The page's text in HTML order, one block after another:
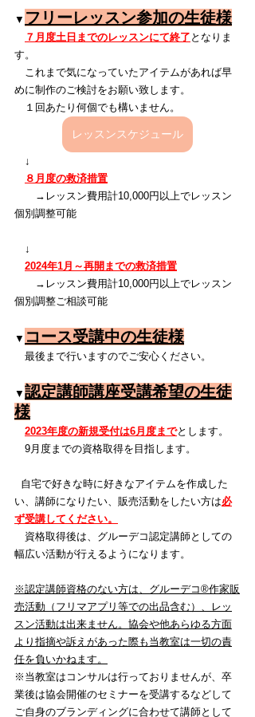
▼ フリーレッスン参加の生徒様
７月度土日までのレッスンにて終了 となりま
す。
これまで気になっていたアイテムがあれば早
めに制作のご検討をお願い致します。
１回あたり何個でも構いません。
レッスンスケジュール
↓
８月度の救済措置
→レッスン費用計10,000円以上でレッスン
個別調整可能
↓
2024年1月～再開までの救済措置
→レッスン費用計10,000円以上でレッスン
個別調整ご相談可能
▼ コース受講中の生徒様
最後まで行いますのでご安心ください。
▼ 認定講師講座受講希望の生徒
様
2023年度の新規受付は6月度までとします。
9月度までの資格取得を目指します。
い、講師になりたい、販売活動をしたい方は必
ず受講してください。
資格取得後は、グルーデコ認定講師としての
幅広い活動が行えるようになります。
※認定講師資格のない方は、グルーデコ®️作家販
売活動（フリマアプリ等での出品含む）、レッ
スン活動は出来ません。協会や他あらゆる方面
より指摘や訴えがあった際も当教室は一切の責
任を負いかねます。
※当教室はコンサルは行っておりませんが、卒
業後は協会開催のセミナーを受講するなどして
ご自身のブランディングに合わせて講師として